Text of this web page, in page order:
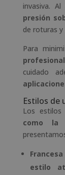
invasiva.
presión
de roturas y
Para
cuidado
Estilos de
Los
como la
estilo